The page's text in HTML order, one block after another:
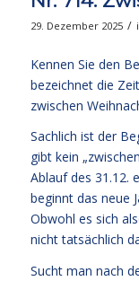
29. Dezember 2025 /
Kennen Sie den
bezeichnet die
zwischen
Sachlich ist der
gibt kein
Ablauf des 31.12.
beginnt das neue
Obwohl es sich
nicht tatsächlich
Sucht man nach